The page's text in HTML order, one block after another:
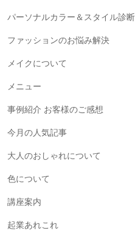
パーソナルカラー＆スタイル診断
ファッションのお悩み解決
メイクについて
メニュー
事例紹介 お客様のご感想
今月の人気記事
大人のおしゃれについて
色について
講座案内
起業あれこれ